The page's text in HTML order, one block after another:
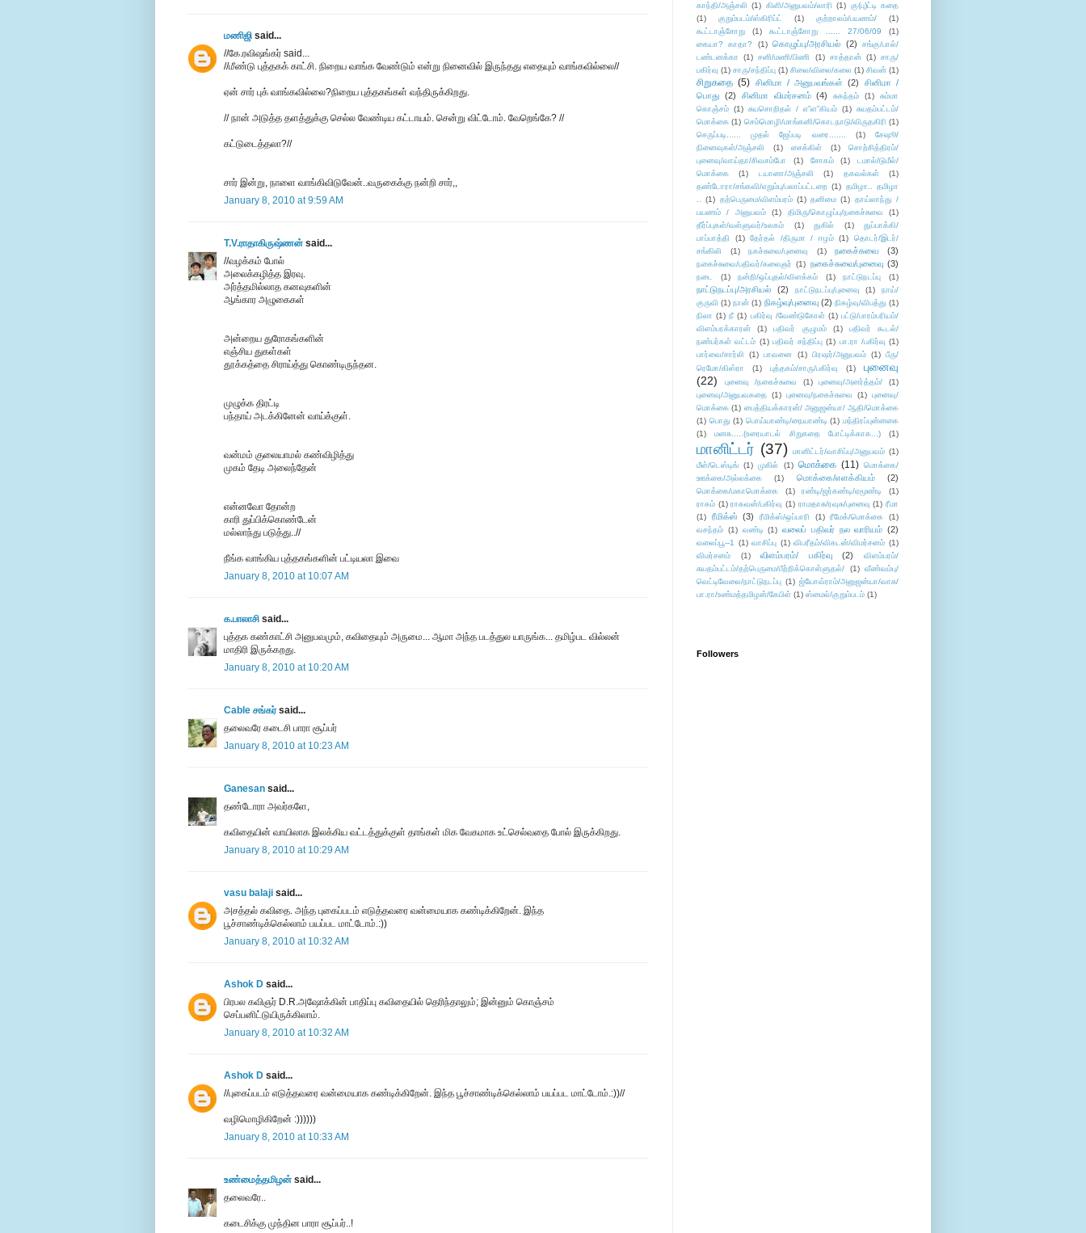
மணிஜி said...
//கே.ரவிஷங்கர் said...
//மீண்டு புத்தகக் காட்சி. நிறைய வாங்க வேண்டும் என்று நினைவில் இருந்தது எதையும் வாங்கவில்லை//
ஏன் சார் புக் வாங்கவில்லை?நிறைய புத்தகங்கள் வந்திருக்கிறது.
// நான் அடுத்த தளத்துக்கு செல்ல வேண்டிய கட்டாயம். சென்று விட்டோம். வேறெங்கே? //
கட்டுடைத்தலா?//
சார் இன்று, நாளை வாங்கிவிடுவேன்..வருகைக்கு நன்றி சார்,,
January 8, 2010 at 9:59 AM
T.V.ராதாகிருஷ்ணன் said...
//வழக்கம் போல்
அலைக்கழித்த இரவு.
அர்த்தமில்லாத கனவுகளின்
ஆங்கார அழுகைகள்
அன்றைய துரோகங்களின்
எஞ்சிய துகள்கள்
தூக்கத்தை சிராய்த்து கொண்டிருந்தன.
முழுக்க திரட்டி
பந்தாய் அடக்கினேன் வாய்க்குள்.
வன்மம் குலையாமல் கண்விழித்து
முகம் தேடி அலைந்தேன்
என்னவோ தோன்ற
காரி துப்பிக்கொண்டேன்
மல்லாந்து படுத்து..//
நீங்க வாங்கிய புத்தகங்களின் பட்டியலா இவை
January 8, 2010 at 10:07 AM
க.பாலாசி said...
புத்தக கண்காட்சி அனுபவமும், கவிதையும் அருமை... ஆமா அந்த படத்துல யாருங்க... தமிழ்பட வில்லன்
மாதிரி இருக்கறது.
January 8, 2010 at 10:20 AM
Cable சங்கர்said...
தலைவரே கடைசி பாரா சூப்பர்
January 8, 2010 at 10:23 AM
Ganesan said...
தண்டோரா அவர்களே,
கவிதையின் வாயிலாக இலக்கிய வட்டத்துக்குள் தாங்கள் மிக வேகமாக உட்செல்வதை போல் இருக்கிறது.
January 8, 2010 at 10:29 AM
vasu balaji said...
அசத்தல் கவிதை. அந்த புகைப்படம் எடுத்தவரை வன்மையாக கண்டிக்கிறேன். இந்த
பூச்சாண்டிக்கெல்லாம் பயப்பட மாட்டோம்.:))
January 8, 2010 at 10:32 AM
Ashok D said...
பிரபல கவிஞர் D.R.அஷோக்கின் பாதிப்பு கவிதையில் தெரிந்தாலும்; இன்னும் கொஞ்சம்
செப்பனிட்டுயிருக்கிலாம்.
January 8, 2010 at 10:32 AM
Ashok D said...
//புகைப்படம் எடுத்தவரை வன்மையாக கண்டிக்கிறேன். இந்த பூச்சாண்டிக்கெல்லாம் பயப்பட மாட்டோம்.:))//
வழிமொழிகிறேன் :))))))
January 8, 2010 at 10:33 AM
உண்மைத்தமிழன் said...
தலைவரே..
கடைசிக்கு முந்தின பாரா சூப்பர்..!
காந்தி/அஞ்சலி (1) கிளி/அனுபவம்/லாரி (1) கு(பு)ட்டி கதை
(1)
குறும்படம்/ஸ்கிரிப்ட் (1) குற்றாலம்/பயணம்/
(1)
கூட்டாஞ்சோறு
(1) கூட்டாஞ்சோறு ...... 27/06/09
(1)
கையா? காதா?
(1) கொழுப்பு/அரசியல் (2)
சங்கு/பால்/
டண்டனக்கா
(1) சனி/மணி/பிணி (1) சாத்தான் (1) சாரு/
பகிர்வு (1) சாரு/சந்திப்பு (1) சிலை/விலை/கலை (1) சிவன் (1)
சிறுகதை (5) சினிமா / அனுபவங்கள் (2)
சினிமா /
பொது (2) சினிமா விமர்சனம் (4) சுகந்தம் (1)
சும்மா
கொஞ்சம் (1) சுயசொறிதல் / எ”ள”கியம் (1) சுயதம்பட்டம்/
மொக்கை (1) செம்மொழி/மாங்கனி/கொடநாடு/விருதகிரி (1)
செருப்படி...... முதல் ஜேப்படி வரை.......
(1)
சேஷூ/
நினைவுகள்/அஞ்சலி
(1) சைக்கிள் (1)
சொற்சித்திரம்/
புனைவு/வாய்தா/சிவசம்போ
(1) சோகம் (1)
டமால்/டுமீல்/
மொக்கை
(1) டயானா/அஞ்சலி (1) தகவல்கள்
(1)
தண்டோரா/சங்கவி/எறும்பு/பலாப்பட்டறை (1) தமிழா.. தமிழா
.. (1) தற்பெருமை/விளம்பரம் (1) தனிமை (1) தாய்லாந்து /
பயணம் / அனுபவம்
(1) திமிரு/கொழுப்பு/நகைச்சுவை
(1)
தீர்ப்புகள்/வள்ளுவர்/உலகம்
(1) துகில் (1)
துப்பாக்கி/
பாப்பாத்தி
(1) தேர்தல் /திருமா / ஈழம் (1)
தொடர்/இடர்/
சங்கிலி
(1) நகச்சுவை/புனைவு (1) நகைச்சுவை (3)
நகைச்சுவை/பதிவர்/கலைஞர் (1) நகைச்சுவை/புனைவு (3)
நடை (1) நன்றி/ஒப்புதல்/விளக்கம் (1) நாட்டுநடப்பு (1)
நாட்டுநடப்பு/அரசியல் (2) நாட்டுநடப்பு/புனைவு (1)
நாய்/
குருவி (1) நான் (1) நிகழ்வு/புனைவு (2) நிகழ்வு/விபத்து (1)
நிலா (1) நீ (1) பகிர்வு /வேண்டுகோள் (1) பட்டு/பாரம்பரியம்/
விளம்பரக்காரன்
(1) பதிவர் குழுமம் (1)
பதிவர் கூடல்/
நண்பர்கள் வட்டம் (1) பதிவர் சந்திப்பு (1) பா.ரா /பகிர்வு (1)
பார்வை/சார்லி
(1) பாவனை (1) பிரஷர்/அனுபவம் (1) பீரு/
ரெமோ/கிஸ்ரா
(1) புத்தகம்/சாரு/பகிர்வு (1)
புனைவு
(22)
புனைவு /நகைச்சுவை (1) புனைவு/அனர்த்தம்/
(1)
புனைவு/அனுபவகதை (1) புனைவு/நகைச்சுவை (1) புனைவு/
மொக்கை (1) பைத்தியக்காரன்/ அனுஜன்யா/ ஆதி/மொக்கை
(1) பொது (1) பொய்யாண்டி/நையாண்டி (1) மந்திரப்புன்னகை
(1)
மனசு.....(உரையாடல் சிறுகதை போட்டிக்காக...) (1)
மானிட்டர் (37) மானிட்டர்/வாசிப்பு/அனுபவம் (1)
மீள்/டெஸ்டிங் (1) முகில் (1) மொக்கை (11) மொக்கை/
ஊக்கை/அல்லக்கை
(1) மொக்கை/எளக்கியம் (2)
மொக்கை/மகாமொக்கை (1) ரண்டி/ஜர்கண்டி/ஏமூண்டி
(1)
ராகம் (1) ராகவன்/பகிர்வு (1) ராமதாசு/ரவுசு/புனைவு (1) ரீமா
(1)
ரீமிக்ஸ் (3) ரீமிக்ஸ்/ஒப்பாரி (1) ரீமேக்/மொக்கை
(1)
வசந்தம் (1) வண்டி (1) வலைப் பதிவர் நல வாரியம் (2)
வலைப்பூ--1 (1) வாசிப்பு (1) விபரீதம்/விகடன்/விமர்சனம் (1)
விமர்சனம்
(1) விளம்பரம்/ பகிர்வு (2)
விளம்பரம்/
சுயதம்பட்டம்/தற்பெருமை/பீற்றிக்கொள்ளுதல்/
(1) வீண்வம்பு/
வெட்டிவேலை/நாட்டுநடப்பு (1) ஜ்யோவ்ராம்/அனுஜன்யா/வாசு/
பா.ரா/உண்மத்தமிழன்/கேபிள் (1) ஸ்மைல்/குறும்படம் (1)
Followers